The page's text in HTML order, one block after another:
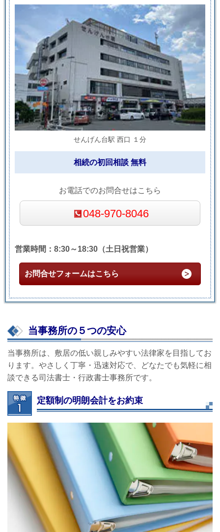
せんげん台駅 西口 １分
相続の初回相談 無料
お電話でのお問合せはこちら
048-970-8046
営業時間：8:30～18:30（土日祝営業）
お問合せフォームはこちら
当事務所の５つの安心
当事務所は、敷居の低い親しみやすい法律家を目指してお
ります。やさしく丁寧・迅速対応で、どなたでも気軽に相
談できる司法書士・行政書士事務所です。
定額制の明朗会計をお約束